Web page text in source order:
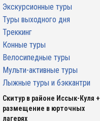
Экскурсионные туры
Туры выходного дня
Треккинг
Конные туры
Велосипедные туры
Мульти-активные туры
Лыжные туры и бэккантри
Скитур в районе Иссык-Куля +
размещение в юрточных
лагерях